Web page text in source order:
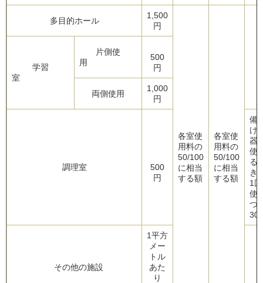
多目的ホール
1,500
円
各室使
用料の
50/100
に相当
する額
各室使
用料の
50/100
に相当
する額
学習
室
片側使
用
500
円
両側使用
1,000
円
調理室
500
円
備
け
器
使
る
1
使
つ
その他の施設
1平方
メー
トル
あた
り